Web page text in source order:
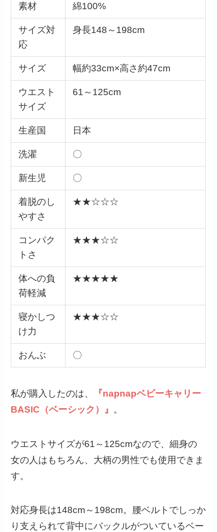
素材 綿100%
サイズ対
応
身長148～198cm
サイズ 幅約33cm×高さ約47cm
ウエスト
サイズ
61～125cm
生産国 日本
洗濯 〇
新生児 〇
着脱のし
やすさ
★★☆☆☆
コンパク
トさ
★★★☆☆
体への負
荷軽減
★★★★★
寝かしつ
け力
★★★☆☆
おんぶ 〇
私が購入したのは、
『napnapベビーキャリー
BASIC（ベーシック）』 。
ウエストサイズが61～125cmなので、細身の
女の人はもちろん、大柄の男性でも使用できま
す。
対応身長は148cm～198cm。腰ベルトでしっか
り支えられて背中にバックルがついているベー